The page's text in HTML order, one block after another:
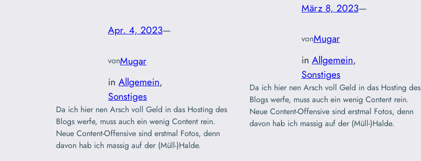
Apr. 4, 2023—
vonMugar
in Allgemein
Sonstiges
Da ich hier nen Arsch voll Geld in das Hosting des
Blogs werfe, muss auch ein wenig Content rein.
Neue Content-Offensive sind erstmal Fotos, denn
davon hab ich massig auf der (Müll-)Halde.
März 8, 2023—
vonMugar
in Allgemein
Sonstiges
Da ich hier nen Arsch voll Geld in das Hosting des
Blogs werfe, muss auch ein wenig Content rein.
Neue Content-Offensive sind erstmal Fotos, denn
davon hab ich massig auf der (Müll-)Halde.